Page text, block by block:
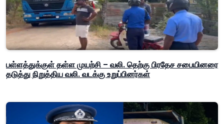
பள்ளத்துக்குள் தள்ள முயற்சி – வலி. தெற்கு பிரதேச சபையினரை
தடுத்து நிறுத்திய வலி. வடக்கு உறுப்பினர்கள்